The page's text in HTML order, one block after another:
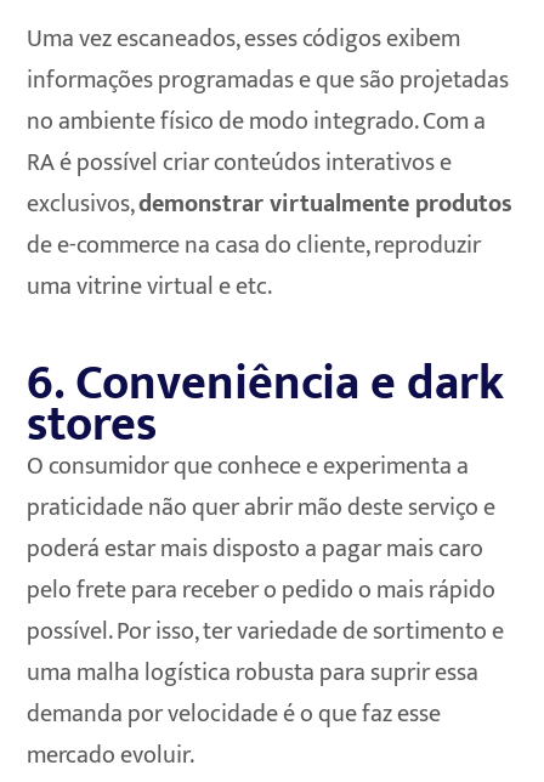
Uma vez escaneados, esses códigos exibem
informações programadas e que são projetadas
no ambiente físico de modo integrado. Com a
RA é possível criar conteúdos interativos e
exclusivos,demonstrar virtualmente produtos
de e-commerce na casa do cliente, reproduzir
uma vitrine virtual e etc.
6. Conveniência e dark
stores
O consumidor que conhece e experimenta a
praticidade não quer abrir mão deste serviço e
poderá estar mais disposto a pagar mais caro
pelo frete para receber o pedido o mais rápido
possível. Por isso, ter variedade de sortimento e
uma malha logística robusta para suprir essa
demanda por velocidade é o que faz esse
mercado evoluir.